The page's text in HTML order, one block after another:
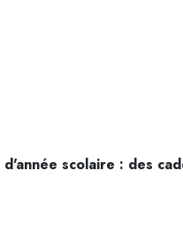
d'année scolaire : des